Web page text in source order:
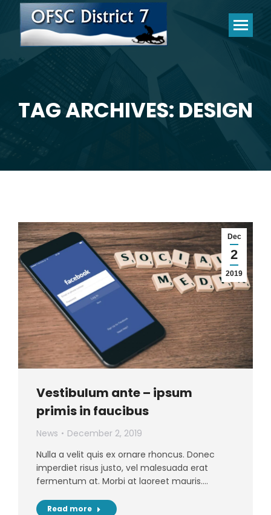
TAG ARCHIVES: DESIGN
You are here:
Dec
2
2019
Vestibulum ante – ipsum
primis in faucibus
News
December 2, 2019
Nulla a velit quis ex ornare rhoncus. Donec
imperdiet risus justo, vel malesuada erat
fermentum at. Morbi at laoreet mauris.…
Read more